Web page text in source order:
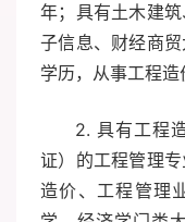
年；具有土木建
子信息、财经商贸
学历，从事工程造
2. 具有工程
证）的工程管理
造价、工程管理